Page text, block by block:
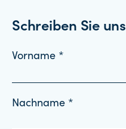
Schreiben Sie uns
Vorname *
Nachname *